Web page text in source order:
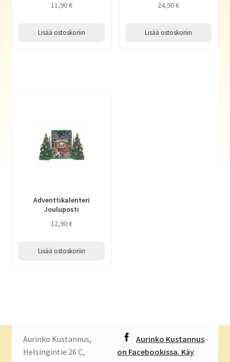
11,90€
Lisää ostoskoriin
24,90€
Lisää ostoskoriin
Adventtikalenteri
Jouluposti
12,90€
Lisää ostoskoriin
Aurinko Kustannus,
Helsingintie 26 C,
Aurinko Kustannus
on Facebookissa. Käy